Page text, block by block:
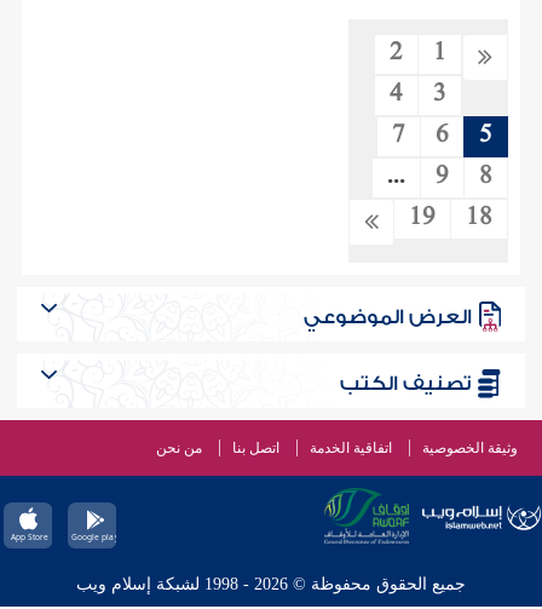
1
2
3
4
5
6
7
8
9
...
18
19
العرض الموضوعي
تصنيف الكتب
وثيقة الخصوصية اتفاقية الخدمة اتصل بنا من نحن
جميع الحقوق محفوظة © 2026 - 1998 لشبكة إسلام ويب